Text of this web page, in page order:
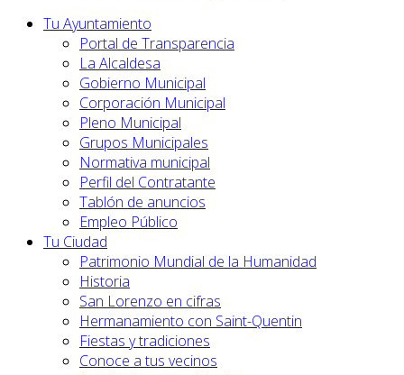
Tu Ayuntamiento
Portal de Transparencia
La Alcaldesa
Gobierno Municipal
Corporación Municipal
Pleno Municipal
Grupos Municipales
Normativa municipal
Perfil del Contratante
Tablón de anuncios
Empleo Público
Tu Ciudad
Patrimonio Mundial de la Humanidad
Historia
San Lorenzo en cifras
Hermanamiento con Saint-Quentin
Fiestas y tradiciones
Conoce a tus vecinos